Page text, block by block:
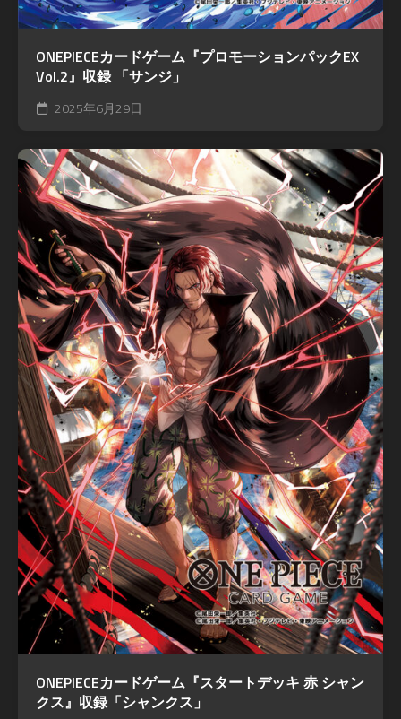
ONEPIECEカードゲーム『プロモーションパックEX
Vol.2』収録 「サンジ」
2025年6月29日
ONEPIECEカードゲーム『スタートデッキ 赤 シャン
クス』収録「シャンクス」